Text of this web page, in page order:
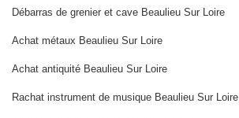
Débarras de grenier et cave Beaulieu Sur Loire
Achat métaux Beaulieu Sur Loire
Achat antiquité Beaulieu Sur Loire
Rachat instrument de musique Beaulieu Sur Loire